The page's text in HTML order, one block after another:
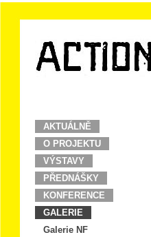
AKTUÁLNĚ
O PROJEKTU
VÝSTAVY
PŘEDNÁŠKY
KONFERENCE
GALERIE
Galerie NF